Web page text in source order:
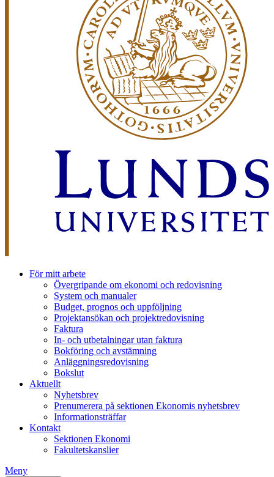
För mitt arbete
Övergripande om ekonomi och redovisning
System och manualer
Budget, prognos och uppföljning
Projektansökan och projektredovisning
Faktura
In- och utbetalningar utan faktura
Bokföring och avstämning
Anläggningsredovisning
Bokslut
Aktuellt
Nyhetsbrev
Prenumerera på sektionen Ekonomis nyhetsbrev
Informationsträffar
Kontakt
Sektionen Ekonomi
Fakultetskanslier
Meny